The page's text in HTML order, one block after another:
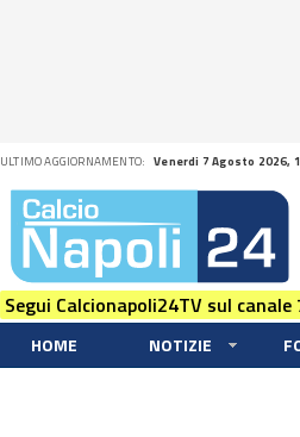
ULTIMO AGGIORNAMENTO: Venerdi 7 Agosto 2026,
Segui Calcionapoli24TV sul
HOME NOTIZIE